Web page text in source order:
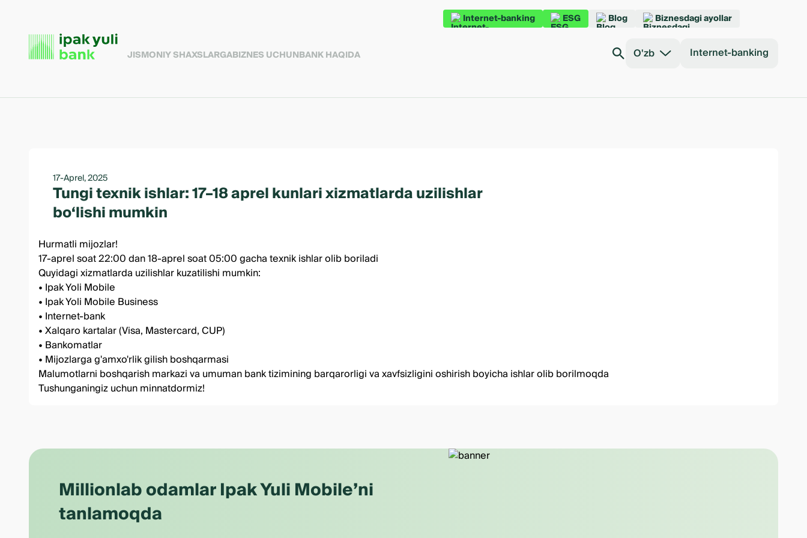
Internet-banking ESG Blog Biznesdagi ayollar
JISMONIY SHAXSLARGABIZNES UCHUNBANK HAQIDA O'zb Internet-banking
17-Aprel, 2025
Tungi texnik ishlar: 17–18 aprel kunlari xizmatlarda uzilishlar
bo‘lishi mumkin
Hurmatli mijozlar!
17-aprel soat 22:00 dan 18-aprel soat 05:00 gacha texnik ishlar olib boriladi
Quyidagi xizmatlarda uzilishlar kuzatilishi mumkin:
• Ipak Yoli Mobile
• Ipak Yoli Mobile Business
• Internet-bank
• Xalqaro kartalar (Visa, Mastercard, CUP)
• Bankomatlar
• Mijozlarga g'amxo'rlik gilish boshqarmasi
Malumotlarni boshqarish markazi va umuman bank tizimining barqarorligi va xavfsizligini oshirish boyicha ishlar olib borilmoqda
Tushunganingiz uchun minnatdormiz!
Millionlab odamlar Ipak Yuli Mobile’ni
tanlamoqda